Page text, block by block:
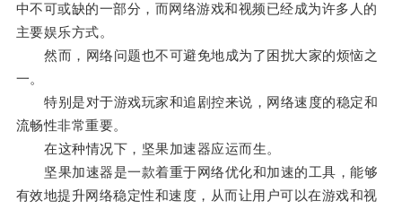
中不可或缺的一部分，而网络游戏和视频已经成为许多人的
主要娱乐方式。
然而，网络问题也不可避免地成为了困扰大家的烦恼之
一。
特别是对于游戏玩家和追剧控来说，网络速度的稳定和
流畅性非常重要。
在这种情况下，坚果加速器应运而生。
坚果加速器是一款着重于网络优化和加速的工具，能够
有效地提升网络稳定性和速度，从而让用户可以在游戏和视